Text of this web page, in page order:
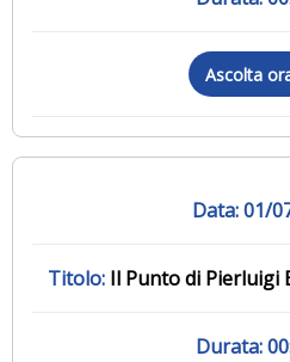
Ascolta
01/
Il Punto di Pierluigi